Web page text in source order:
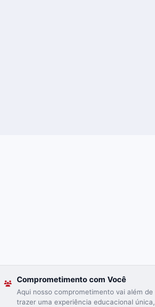
Comprometimento com Você
Aqui nosso comprometimento vai além de
trazer uma experiência educacional única,